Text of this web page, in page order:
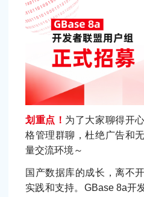
划重点！ 为了大家聊得开
格管理群聊，杜绝广告和
量交流环境～
国产数据库的成长，离不
实践和支持。GBase 8a开